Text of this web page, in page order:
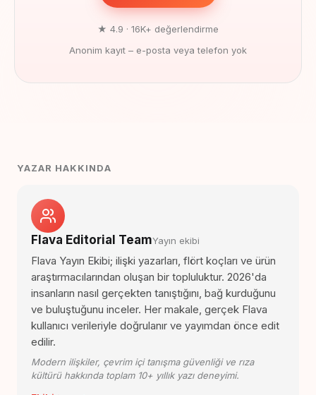
★ 4.9 · 16K+ değerlendirme
Anonim kayıt – e-posta veya telefon yok
YAZAR HAKKINDA
Flava Editorial TeamYayın ekibi
Flava Yayın Ekibi; ilişki yazarları, flört koçları ve ürün
araştırmacılarından oluşan bir topluluktur. 2026'da
insanların nasıl gerçekten tanıştığını, bağ kurduğunu
ve buluştuğunu inceler. Her makale, gerçek Flava
kullanıcı verileriyle doğrulanır ve yayımdan önce edit
edilir.
Modern ilişkiler, çevrim içi tanışma güvenliği ve rıza
kültürü hakkında toplam 10+ yıllık yazı deneyimi.